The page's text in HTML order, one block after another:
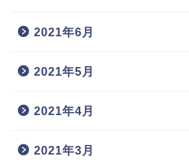
2021年6月
2021年5月
2021年4月
2021年3月